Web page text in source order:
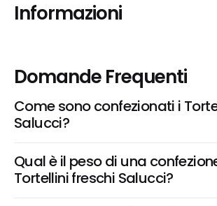
Informazioni
Domande Frequenti
Come sono confezionati i
Salucci?
Qual è il peso di una
Tortellini freschi Salucci?